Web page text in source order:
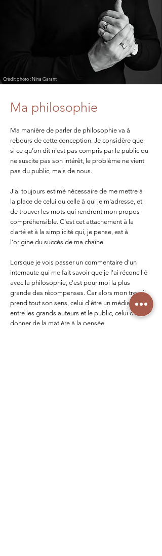
Crédit photo : Nina Garant
Ma philosophie
Ma manière de parler de philosophie va à
rebours de cette conception. Je considère que
si ce qu'on dit n'est pas compris par le public ou
ne suscite pas son intérêt, le problème ne vient
pas du public, mais de nous.
J'ai toujours estimé nécessaire de me mettre à
la place de celui ou celle à qui je m'adresse, et
de trouver les mots qui rendront mon propos
compréhensible. C'est cet attachement à la
clarté et à la simplicité qui, je pense, est à
l'origine du succès de ma chaîne.
Lorsque je vois passer un commentaire d'un
internaute qui me fait savoir que je l'ai réconcilié
avec la philosophie, c'est pour moi la plus
grande des récompenses. Car alors mon travail
prend tout son sens, celui d'être un médiateur
entre les grands auteurs et le public, celui de
donner de la matière à la pensée.